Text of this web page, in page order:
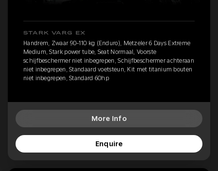
STARK VARG EX
Handrem, Zwaar 90-110 kg (Enduro), Metzeler 6 Days Extreme
Medium, Stark power tube, Seat Normaal, Voorste
schijfbeschermer niet inbegrepen, Schijfbeschermer achteraan
niet inbegrepen, Standaard voetsteun, Kit met titanium bouten
niet inbegrepen, Standard 60hp
More Info
Enquire